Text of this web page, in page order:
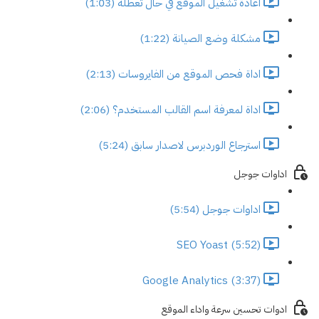
مشكلة وضع الصيانة (1:22)
اداة فحص الموقع من الفايروسات (2:13)
اداة لمعرفة اسم القالب المستخدم؟ (2:06)
استرجاع الوردبرس لاصدار سابق (5:24)
اداوات جوجل
اداوات جوجل (5:54)
SEO Yoast (5:52)
Google Analytics (3:37)
ادوات تحسين سرعة واداء الموقع